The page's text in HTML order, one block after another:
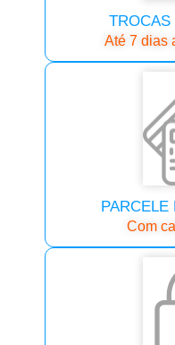
TROCAS
Até 7 dias
PARCELE
Com